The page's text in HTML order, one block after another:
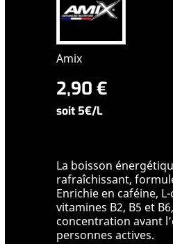
Amix
2,90 €
soit 5€/L
La boisson
rafraîchissant,
Enrichie en caféine,
vitamines B2, B5 et
concentration avant
personnes actives.